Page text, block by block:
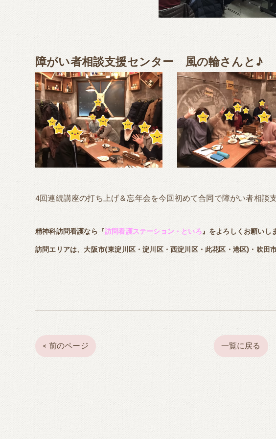
障がい者相談支援センター 風の輪さんと♪
4回連続講座の打ち上げ＆忘年会を今回初めて合同で障がい者相
精神科訪問看護なら『訪問看護ステーション・といろ 』をよろしくお願いし
訪問エリアは、大阪市(東淀川区・淀川区・西淀川区・此花区・港区)・吹田
< 前のページ 一覧に戻る